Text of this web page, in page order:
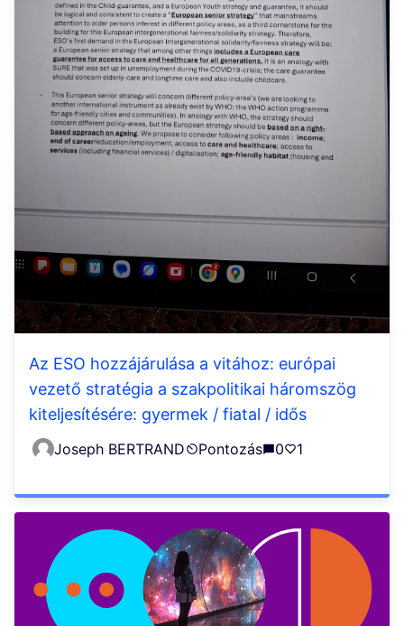
Az ESO hozzájárulása a vitához: európai
vezető stratégia a szakpolitikai háromszög
kiteljesítésére: gyermek / fiatal / idős
Joseph BERTRAND Pontozás 0 1